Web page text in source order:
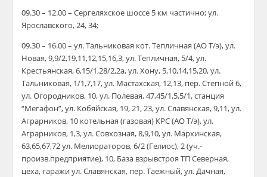
09.30 – 12.00 – Сергеляхское шоссе 5 км частично; ул.
Ярославского, 24, 34;
09.30 – 16.00 – ул. Тальниковая кот. Тепличная (АО Т/э), ул.
Новая, 9,9/2,19,11,12,15,16,3, ул. Тепличная, 5/4, ул.
Крестьянская, 6,15/1,28/2,2а, ул. Хону, 5,10,14,15,20, ул.
Тальниковая, 1/1,7,17, ул. Мастахская, 12,13, пер. Степной 6,
ул. Огородников, 10, ул. Полевая, 47,45/1,5,5/1, станция
“Мегафон”, ул. Кобяйская, 19, 21, 23, ул. Славянская, 9,11, ул.
Аграрников, 10 котельная (газовая) КРС (АО Т/э), ул.
Аграрников, 1,3, ул. Совхозная, 8,9,10, ул. Мархинская,
63,65,67,72 ул. Мелиораторов, 6/2 (Гелиос), 2 (уч.-
произв.предприятие), 10, База взрывстроя ТП Северная,
цеха, гаражи ул. Славянская, пер. Таежный, ул. Дачная,